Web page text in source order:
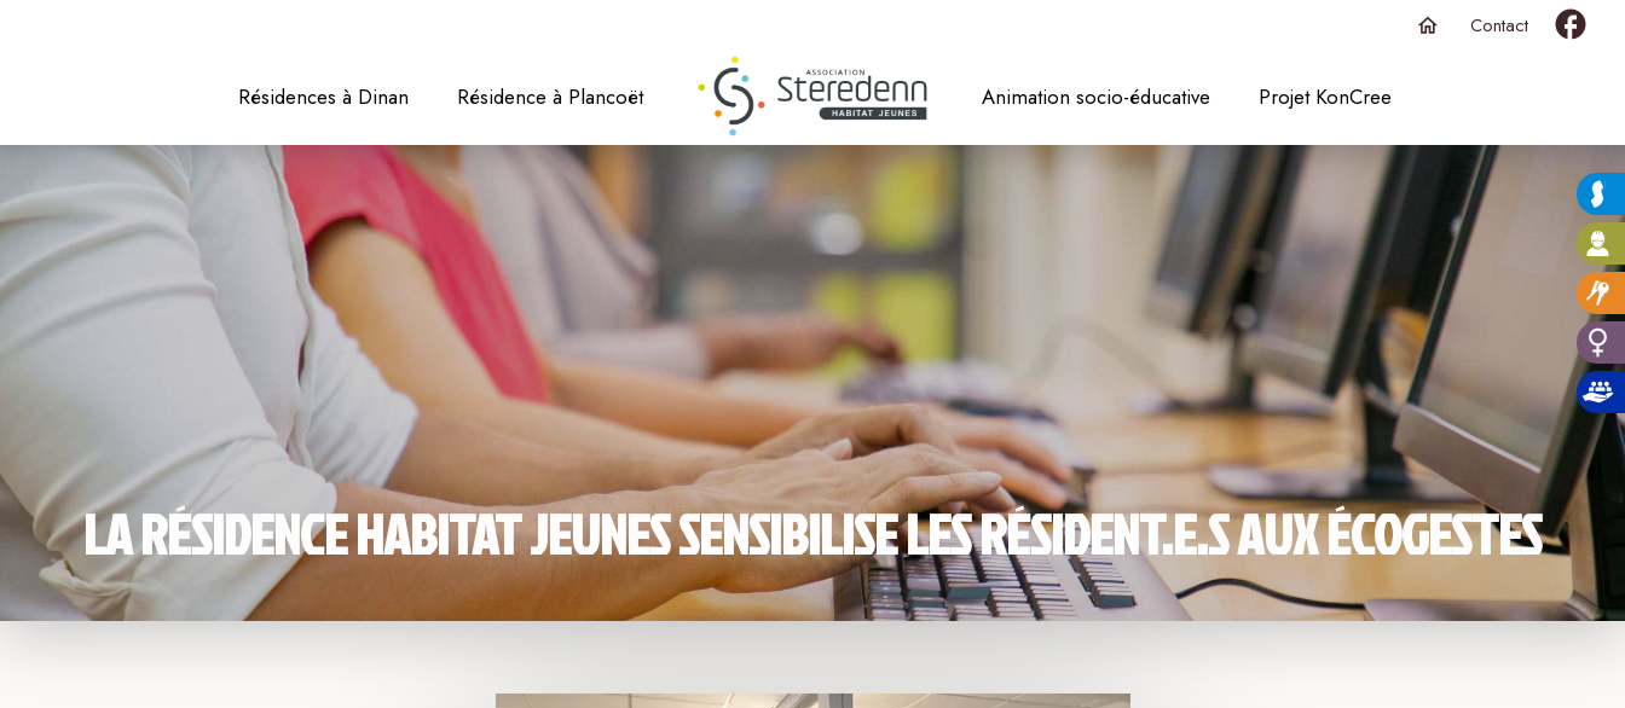
home Contact
Résidences à Dinan Résidence à Plancoët Animation socio-éducative Projet KonCree
LA RÉSIDENCE HABITAT JEUNES SENSIBILISE LES RÉSIDENT.E.S AUX ÉCOGESTES